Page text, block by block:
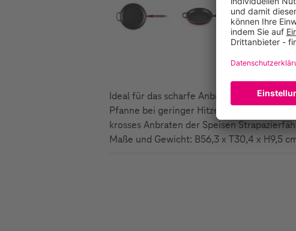
Ideal für das scharfe Anbraten von
Pfanne bei geringer Hitzezufuhr durch die
krosses Anbraten der Speisen
Maße und Gewicht: B56,3 x T30,4 x H9,5